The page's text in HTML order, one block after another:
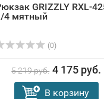
GRIZZLY RXL-
4 мятный
(0)
5 219 руб. 4 175 руб.
В корзину